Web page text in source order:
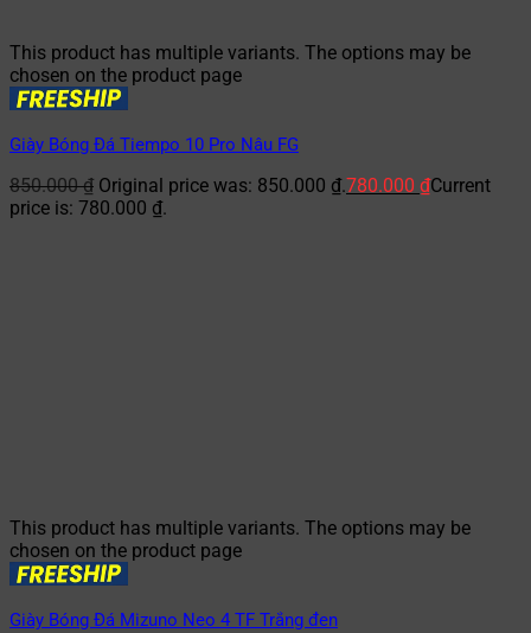
This product has multiple variants. The options may be
chosen on the product page
Giày Bóng Đá Tiempo 10 Pro Nâu FG
850.000₫ Original price was: 850.000 ₫.780.000 ₫Current
price is: 780.000 ₫.
This product has multiple variants. The options may be
chosen on the product page
Giày Bóng Đá Mizuno Neo 4 TF Trắng đen